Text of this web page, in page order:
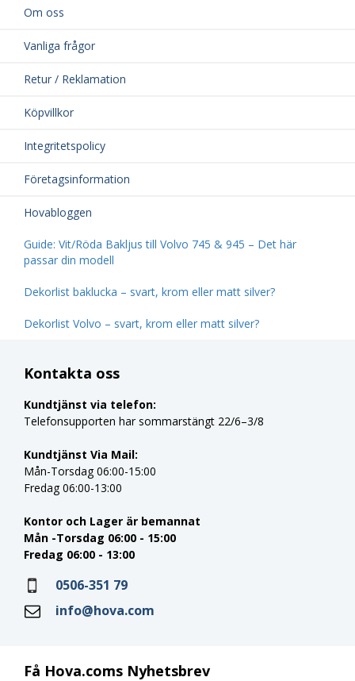
Om oss
Vanliga frågor
Retur / Reklamation
Köpvillkor
Integritetspolicy
Företagsinformation
Hovabloggen
Guide: Vit/Röda Bakljus till Volvo 745 & 945 – Det här
passar din modell
Dekorlist baklucka – svart, krom eller matt silver?
Dekorlist Volvo – svart, krom eller matt silver?
Få Hova.coms Nyhetsbrev
Kontakta oss
Kundtjänst via telefon:
Telefonsupporten har sommarstängt 22/6–3/8
Kundtjänst Via Mail:
Mån-Torsdag 06:00-15:00
Fredag 06:00-13:00
Kontor och Lager är bemannat
Mån -Torsdag 06:00 - 15:00
Fredag 06:00 - 13:00
0506-351 79
info@hova.com